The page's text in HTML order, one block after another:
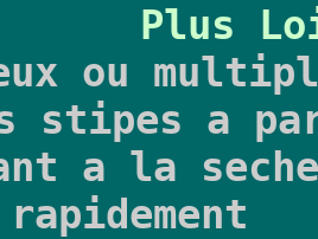
Plus
ou
stipes a
a la
rapidement